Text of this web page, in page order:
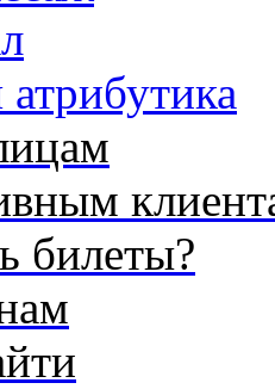
билеты?